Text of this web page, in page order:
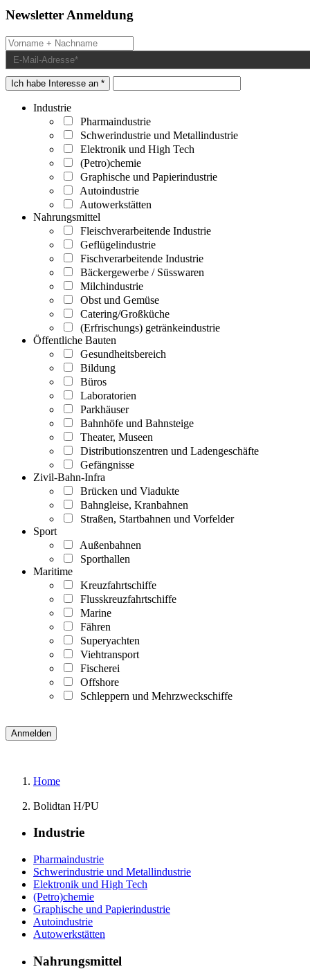
Newsletter Anmeldung
Ich habe Interesse an *
Industrie
Pharmaindustrie
Schwerindustrie und Metallindustrie
Elektronik und High Tech
(Petro)chemie
Graphische und Papierindustrie
Autoindustrie
Autowerkstätten
Nahrungsmittel
Fleischverarbeitende Industrie
Geflügelindustrie
Fischverarbeitende Industrie
Bäckergewerbe / Süsswaren
Milchindustrie
Obst und Gemüse
Catering/Großküche
(Erfrischungs) getränkeindustrie
Öffentliche Bauten
Gesundheitsbereich
Bildung
Büros
Laboratorien
Parkhäuser
Bahnhöfe und Bahnsteige
Theater, Museen
Distributionszentren und Ladengeschäfte
Gefängnisse
Zivil-Bahn-Infra
Brücken und Viadukte
Bahngleise, Kranbahnen
Straßen, Startbahnen und Vorfelder
Sport
Außenbahnen
Sporthallen
Maritime
Kreuzfahrtschiffe
Flusskreuzfahrtschiffe
Marine
Fähren
Superyachten
Viehtransport
Fischerei
Offshore
Schleppern und Mehrzweckschiffe
Home
Bolidtan H/PU
Industrie
Pharmaindustrie
Schwerindustrie und Metallindustrie
Elektronik und High Tech
(Petro)chemie
Graphische und Papierindustrie
Autoindustrie
Autowerkstätten
Nahrungsmittel